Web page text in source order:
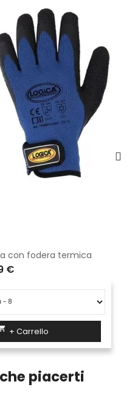
con fodera termica
€
+ Carrello
piacerti